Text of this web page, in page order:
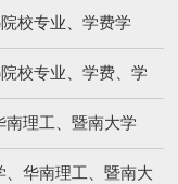
校专业、学费学
校专业、学费、学
南理工、暨南大学
、华南理工、暨南大